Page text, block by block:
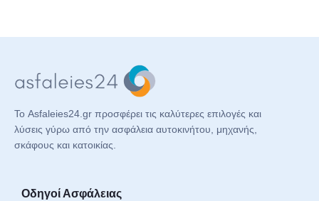
Το Asfaleies24.gr προσφέρει τις καλύτερες επιλογές και
λύσεις γύρω από την ασφάλεια αυτοκινήτου, μηχανής,
σκάφους και κατοικίας.
Οδηγοί Ασφάλειας